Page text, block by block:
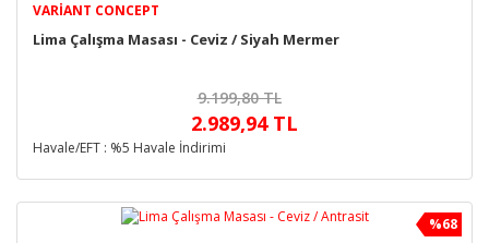
VARIANT CONCEPT
Lima Çalışma Masası - Ceviz / Siyah Mermer
9.199,80 TL
2.989,94 TL
Havale/EFT : %5 Havale İndirimi
%68